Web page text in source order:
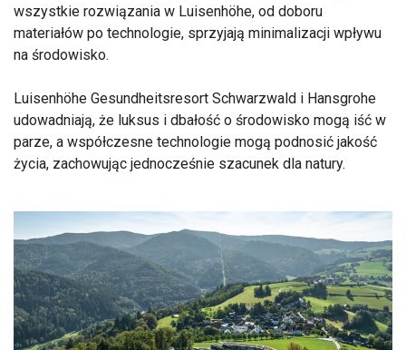
wszystkie rozwiązania w Luisenhöhe, od doboru
materiałów po technologie, sprzyjają minimalizacji wpływu
na środowisko.
Luisenhöhe Gesundheitsresort Schwarzwald i Hansgrohe
udowadniają, że luksus i dbałość o środowisko mogą iść w
parze, a współczesne technologie mogą podnosić jakość
życia, zachowując jednocześnie szacunek dla natury.